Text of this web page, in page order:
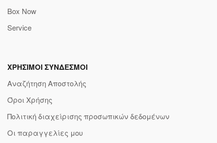
Box Now
Service
ΧΡΗΣΙΜΟΙ ΣΥΝΔΕΣΜΟΙ
Αναζήτηση Αποστολής
Όροι Χρήσης
Πολιτική διαχείρισης προσωπικών δεδομένων
Οι παραγγελίες μου